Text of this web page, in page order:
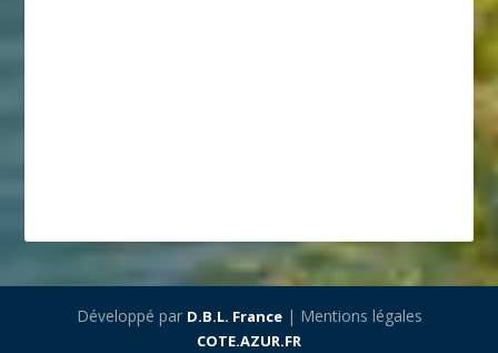
Développé par D.B.L. France| Mentions légales
COTE.AZUR.FR